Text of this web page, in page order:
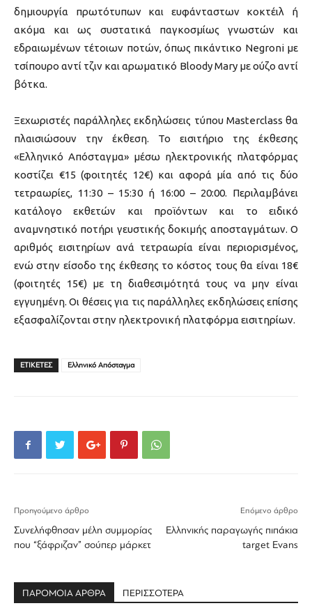
δημιουργία πρωτότυπων και ευφάνταστων κοκτέιλ ή
ακόμα και ως συστατικά παγκοσμίως γνωστών και
εδραιωμένων τέτοιων ποτών, όπως πικάντικο Negroni με
τσίπουρο αντί τζιν και αρωματικό Bloody Mary με ούζο αντί
βότκα.
Ξεχωριστές παράλληλες εκδηλώσεις τύπου Μasterclass θα
πλαισιώσουν την έκθεση. Το εισιτήριο της έκθεσης
«Ελληνικό Απόσταγμα» μέσω ηλεκτρονικής πλατφόρμας
κοστίζει €15 (φοιτητές 12€) και αφορά μία από τις δύο
τετραωρίες, 11:30 – 15:30 ή 16:00 – 20:00. Περιλαμβάνει
κατάλογο εκθετών και προϊόντων και το ειδικό
αναμνηστικό ποτήρι γευστικής δοκιμής αποσταγμάτων. Ο
αριθμός εισιτηρίων ανά τετραωρία είναι περιορισμένος,
ενώ στην είσοδο της έκθεσης το κόστος τους θα είναι 18€
(φοιτητές 15€) με τη διαθεσιμότητά τους να μην είναι
εγγυημένη. Οι θέσεις για τις παράλληλες εκδηλώσεις επίσης
εξασφαλίζονται στην ηλεκτρονική πλατφόρμα εισιτηρίων.
ΕΤΙΚΕΤΕΣ Ελληνικό Απόσταγμα
Προηγούμενο άρθρο
Συνελήφθησαν μέλη συμμορίας
που “ξάφριζαν” σούπερ μάρκετ
Επόμενο άρθρο
Ελληνικής παραγωγής πιπάκια
target Evans
ΠΑΡΟΜΟΙΑ ΑΡΘΡΑ ΠΕΡΙΣΣΟΤΕΡΑ